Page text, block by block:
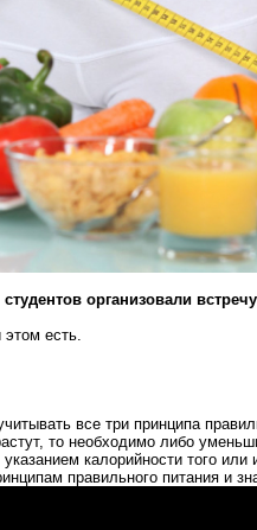
организовали
есть.
все три принципа
то необходимо либо
калорийности того или
правильного питания и